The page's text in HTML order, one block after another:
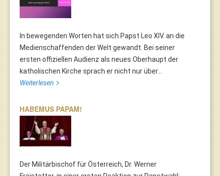
In bewegenden Worten hat sich Papst Leo XIV. an die
Medienschaffenden der Welt gewandt. Bei seiner
ersten offiziellen Audienz als neues Oberhaupt der
katholischen Kirche sprach er nicht nur über...
Weiterlesen
HABEMUS PAPAM!
Der Militärbischof für Österreich, Dr. Werner